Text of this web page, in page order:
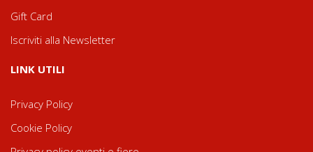
Gift Card
Iscriviti alla Newsletter
LINK UTILI
Privacy Policy
Cookie Policy